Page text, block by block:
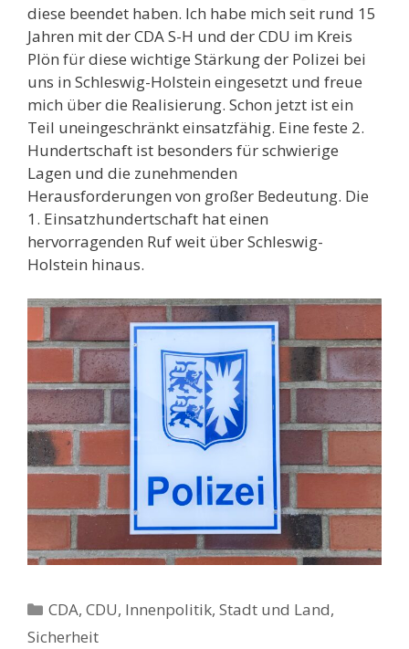
diese beendet haben. Ich habe mich seit rund 15
Jahren mit der CDA S-H und der CDU im Kreis
Plön für diese wichtige Stärkung der Polizei bei
uns in Schleswig-Holstein eingesetzt und freue
mich über die Realisierung. Schon jetzt ist ein
Teil uneingeschränkt einsatzfähig. Eine feste 2.
Hundertschaft ist besonders für schwierige
Lagen und die zunehmenden
Herausforderungen von großer Bedeutung. Die
1. Einsatzhundertschaft hat einen
hervorragenden Ruf weit über Schleswig-
Holstein hinaus.
Kategorien
CDA,CDU, Innenpolitik, Stadt und Land,
Sicherheit